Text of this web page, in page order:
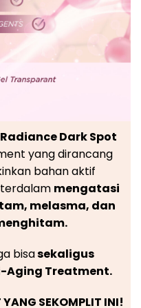
Dark Spot
yang dirancang
bahan aktif
mengatasi
melasma, dan
bisasekaligus
Aging Treatment.
SEKOMPLIT INI!